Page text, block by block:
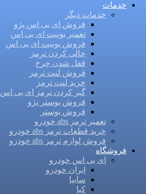
خدمات
خدمات دیگر
فروش ای بی اس پژو
تعمیر یونیت ای بی اس
فروش یونیت ای بی اس
خالی کردن ترمز
قفل شدن چرخ
فروش لنت ترمز
خرید لنت ترمز
گیر کردن ترمز ای بی اس
فروش بوستر پژو
فروش بوستر
تعمیر ترمز abs خودرو
خرید قطعات ترمز abs خودرو
فروش لوازم ترمز abs خودرو
فروشگاه
ای بی اس خودرو
ایران خودرو
سایپا
کیا